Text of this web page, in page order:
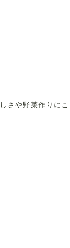
さや野菜作りに